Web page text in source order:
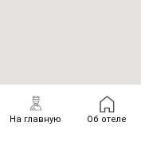
На главную Об отеле